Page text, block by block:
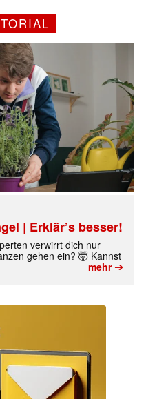
| Erklär’s besser!
verwirrt dich nur
gehen ein? 🤯 Kannst
mehr➔